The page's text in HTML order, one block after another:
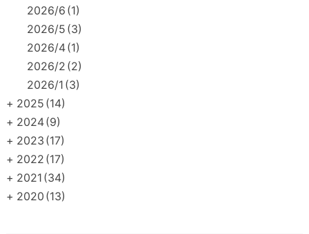
2026/6 (1)
2026/5 (3)
2026/4(1)
2026/2 (2)
2026/1 (3)
+ 2025 (14)
+ 2024(9)
+ 2023 (17)
+ 2022 (17)
+ 2021 (34)
+ 2020 (13)